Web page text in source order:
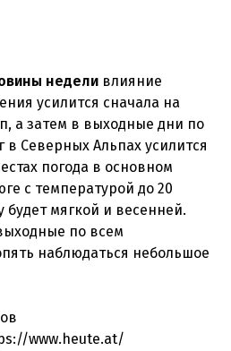
недели влияние
усилится сначала на
а затем в выходные дни по
в Северных Альпах усилится
погода в основном
с температурой до 20
мягкой и весенней.
по всем
наблюдаться небольшое
www.heute.at/